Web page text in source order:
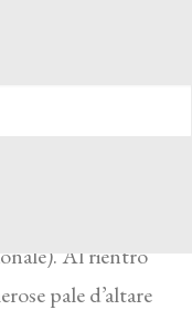
inviò, fra gli
Al rientro
pale d’altare